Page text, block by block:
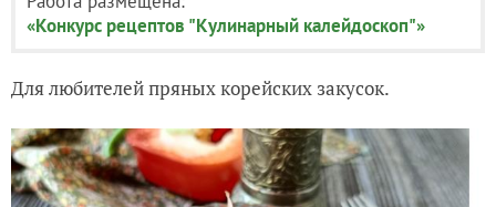
«Конкурс рецептов "Кулинарный калейдоскоп"»
Для любителей пряных корейских закусок.